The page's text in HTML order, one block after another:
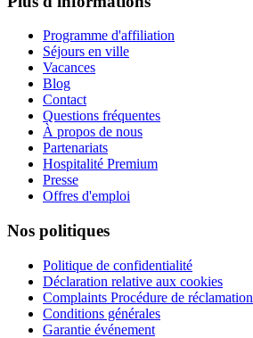
Programme d'affiliation
Séjours en ville
Vacances
Blog
Contact
Questions fréquentes
À propos de nous
Partenariats
Hospitalité Premium
Presse
Offres d'emploi
Nos politiques
Politique de confidentialité
Déclaration relative aux cookies
Complaints Procédure de réclamation
Conditions générales
Garantie événement